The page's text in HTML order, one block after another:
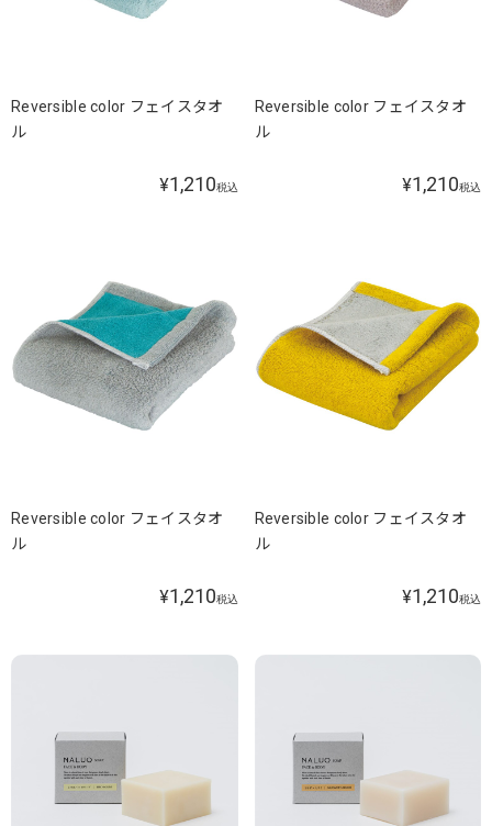
Reversible color フェイスタオ
ル
¥1,210税込
Reversible color フェイスタオ
ル
¥1,210税込
Reversible color フェイスタオ
ル
¥1,210税込
Reversible color フェイスタオ
ル
¥1,210税込